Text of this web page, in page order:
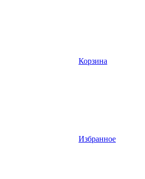
Корзина
Избранное